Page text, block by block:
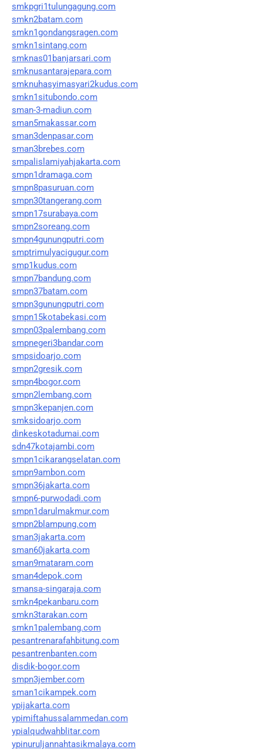
smkpgri1tulungagung.com
smkn2batam.com
smkn1gondangsragen.com
smkn1sintang.com
smknas01banjarsari.com
smknusantarajepara.com
smknuhasyimasyari2kudus.com
smkn1situbondo.com
sman-3-madiun.com
sman5makassar.com
sman3denpasar.com
sman3brebes.com
smpalislamiyahjakarta.com
smpn1dramaga.com
smpn8pasuruan.com
smpn30tangerang.com
smpn17surabaya.com
smpn2soreang.com
smpn4gunungputri.com
smptrimulyacigugur.com
smp1kudus.com
smpn7bandung.com
smpn37batam.com
smpn3gunungputri.com
smpn15kotabekasi.com
smpn03palembang.com
smpnegeri3bandar.com
smpsidoarjo.com
smpn2gresik.com
smpn4bogor.com
smpn2lembang.com
smpn3kepanjen.com
smksidoarjo.com
dinkeskotadumai.com
sdn47kotajambi.com
smpn1cikarangselatan.com
smpn9ambon.com
smpn36jakarta.com
smpn6-purwodadi.com
smpn1darulmakmur.com
smpn2blampung.com
sman3jakarta.com
sman60jakarta.com
sman9mataram.com
sman4depok.com
smansa-singaraja.com
smkn4pekanbaru.com
smkn3tarakan.com
smkn1palembang.com
pesantrenarafahbitung.com
pesantrenbanten.com
disdik-bogor.com
smpn3jember.com
sman1cikampek.com
ypijakarta.com
ypimiftahussalammedan.com
ypialqudwahblitar.com
ypinuruljannahtasikmalaya.com